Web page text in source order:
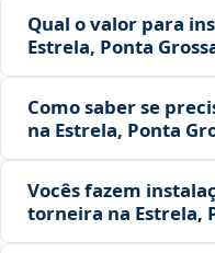
Qual o valor para
Estrela, Ponta
Como saber se
na Estrela, Ponta
Vocês fazem
torneira na Estrela,